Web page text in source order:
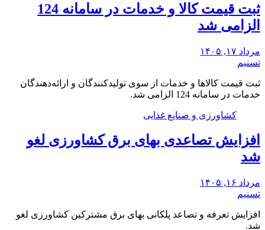
ثبت قیمت کالا و خدمات در سامانه 124
الزامی شد
مرداد ۱۷, ۱۴۰۵
تسنیم
ثبت قیمت کالاها و خدمات از سوی تولیدکنندگان و ارائه‌دهندگان
خدمات در سامانه 124 الزامی شد.
کشاورزی و صنایع غذایی
افزایش تصاعدی بهای برق کشاورزی لغو
شد
مرداد ۱۶, ۱۴۰۵
تسنیم
افزایش تعرفه و تصاعد پلکانی بهای برق مشترکین کشاورزی لغو
شد.